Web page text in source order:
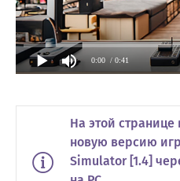
0:00 / 0:41
На этой
новую версию
Simulator [1.4]